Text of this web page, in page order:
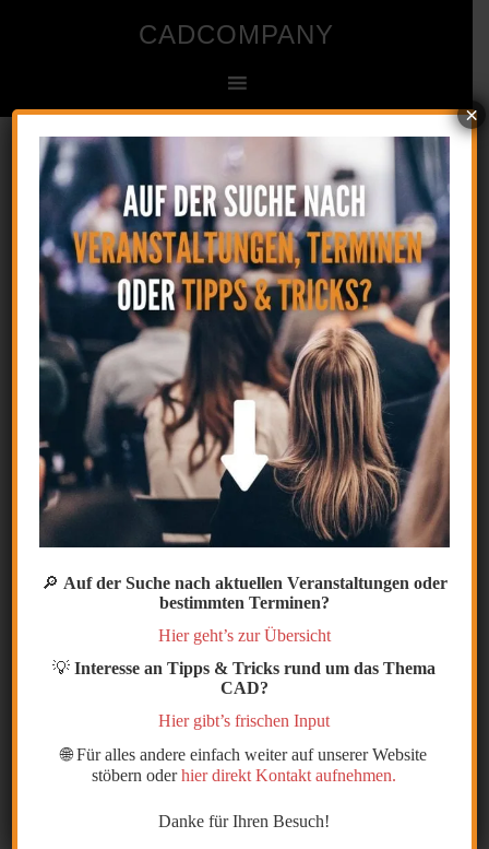
CADCOMPANY
Ingenieur- und Zeichenbüro für CAD
Startseite CAD Seminar
4. März 2015byCAD Kommentar verfassen
Sind Sie sich sicher, dass Sie mehr aus
Ihrer
CAD-Software AutoCAD oder Inventor
rausholen könnten, aber Sie wissen
Wie wäre es mit einem ganz einem persönlichen
CAD Seminar,
mit Ihrem Personal-CAD-Coach.
Ihre Vorteile:
🔎 Auf der Suche nach aktuellen Veranstaltungen oder
bestimmten Terminen?
Hier geht’s zur Übersicht
💡Interesse an Tipps & Tricks rund um das Thema
CAD?
Hier gibt’s frischen Input
🌐 Für alles andere einfach weiter auf unserer Website
stöbern oderhier direkt Kontakt aufnehmen.
Danke für Ihren Besuch!
×